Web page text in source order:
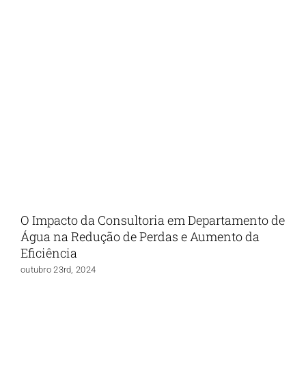
O Impacto da Consultoria em Departamento de
Água na Redução de Perdas e Aumento da
Eficiência
outubro 23rd, 2024